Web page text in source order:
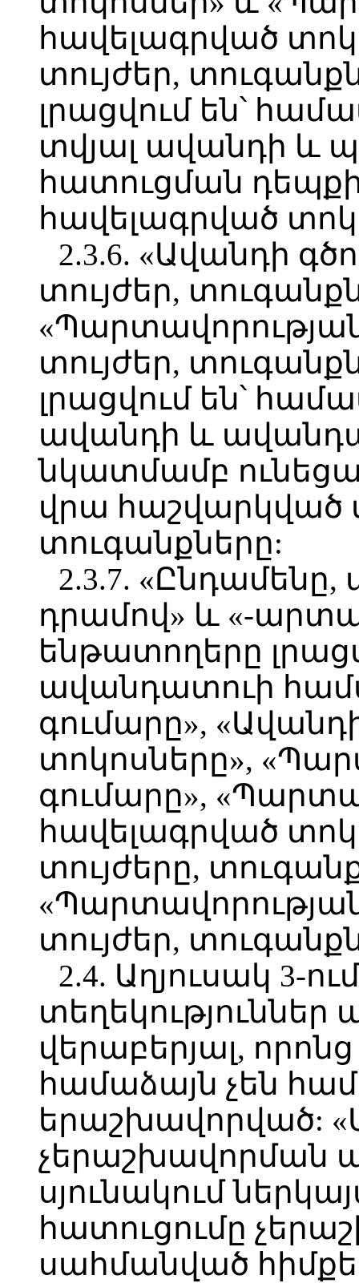
հավելագրված
տույժեր,
լրացվում են՝
տվյալ ավանդի և
հատուցման
հավելագրված
2.3.6. «Ավանդի
տույժեր,
տույժեր,
լրացվում են՝
ավանդի և
նկատմամբ
վրա հաշվարկված
տուգանքները:
2.3.7. «Ընդամենը,
դրամով» և «-
ենթատողերը
ավանդատուի
գումարը»,
տոկոսները»,
գումարը»,
հավելագրված
տույժերը,
տույժեր,
2.4. Աղյուսակ 3-
վերաբերյալ,
համաձայն չեն
երաշխավորված:
չերաշխավորման
սյունակում
հատուցումը
սահմանված